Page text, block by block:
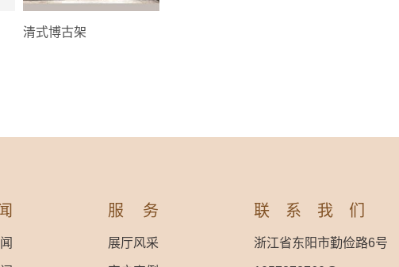
清式博古架
服务
展厅风采
联系我们
浙江省东阳市勤俭路6号